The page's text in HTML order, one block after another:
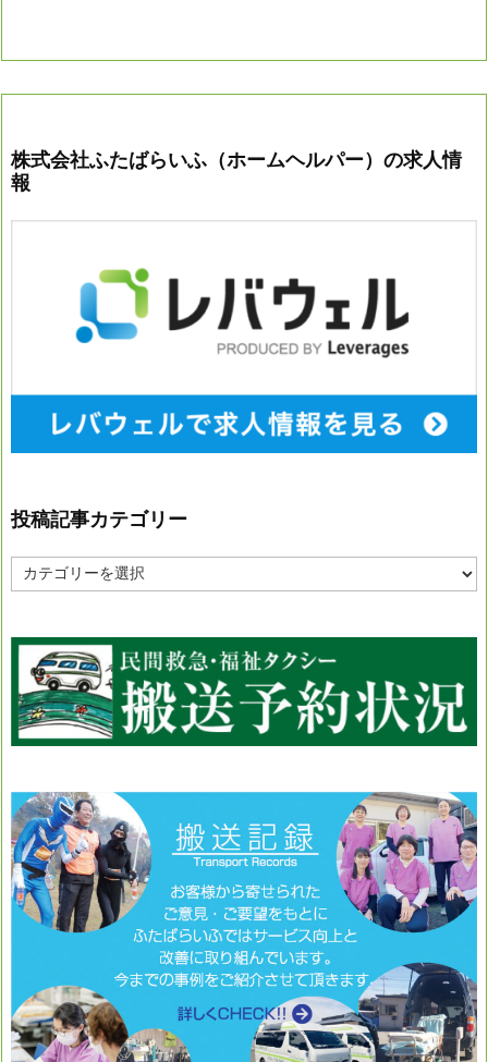
株式会社ふたばらいふ（ホームヘルパー）の求人情
報
投稿記事カテゴリー
稿
カ
ゴ
リ
ー